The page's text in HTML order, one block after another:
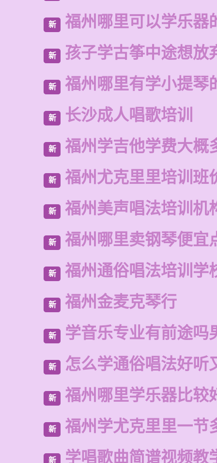
新 福州哪里可以学乐器
新 孩子学古筝中途想放
新 福州哪里有学小提琴
新 长沙成人唱歌培训
新 福州学吉他学费大概
新 福州尤克里里培训班
新 福州美声唱法培训机
新 福州哪里卖钢琴便宜
新 福州通俗唱法培训学
新 福州金麦克琴行
新 学音乐专业有前途吗
新 怎么学通俗唱法好听
新 福州哪里学乐器比较
新 福州学尤克里里一节
新 学唱歌曲简谱视频教